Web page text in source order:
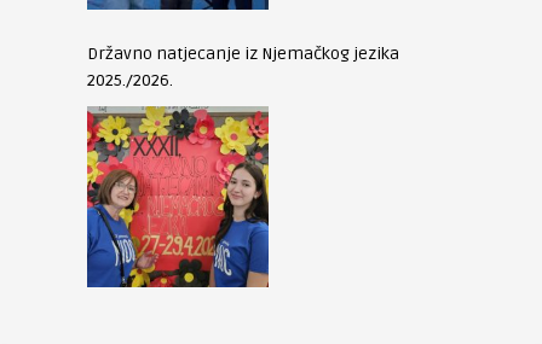
Državno natjecanje iz Njemačkog jezika
2025./2026.